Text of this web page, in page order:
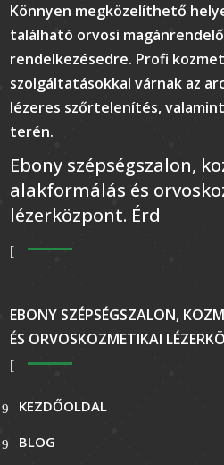
Könnyen megközelíthető
található orvosi
rendelkezésedre. Profi
szolgáltatásokkal várnak az
lézeres szőrtelenítés,
terén.
Ebony szépségszalon,
alakformálás és
lézerközpont. Érd
EBONY SZÉPSÉGSZALON,
ÉS ORVOSKOZMETIKAI
KEZDŐOLDAL
BLOG